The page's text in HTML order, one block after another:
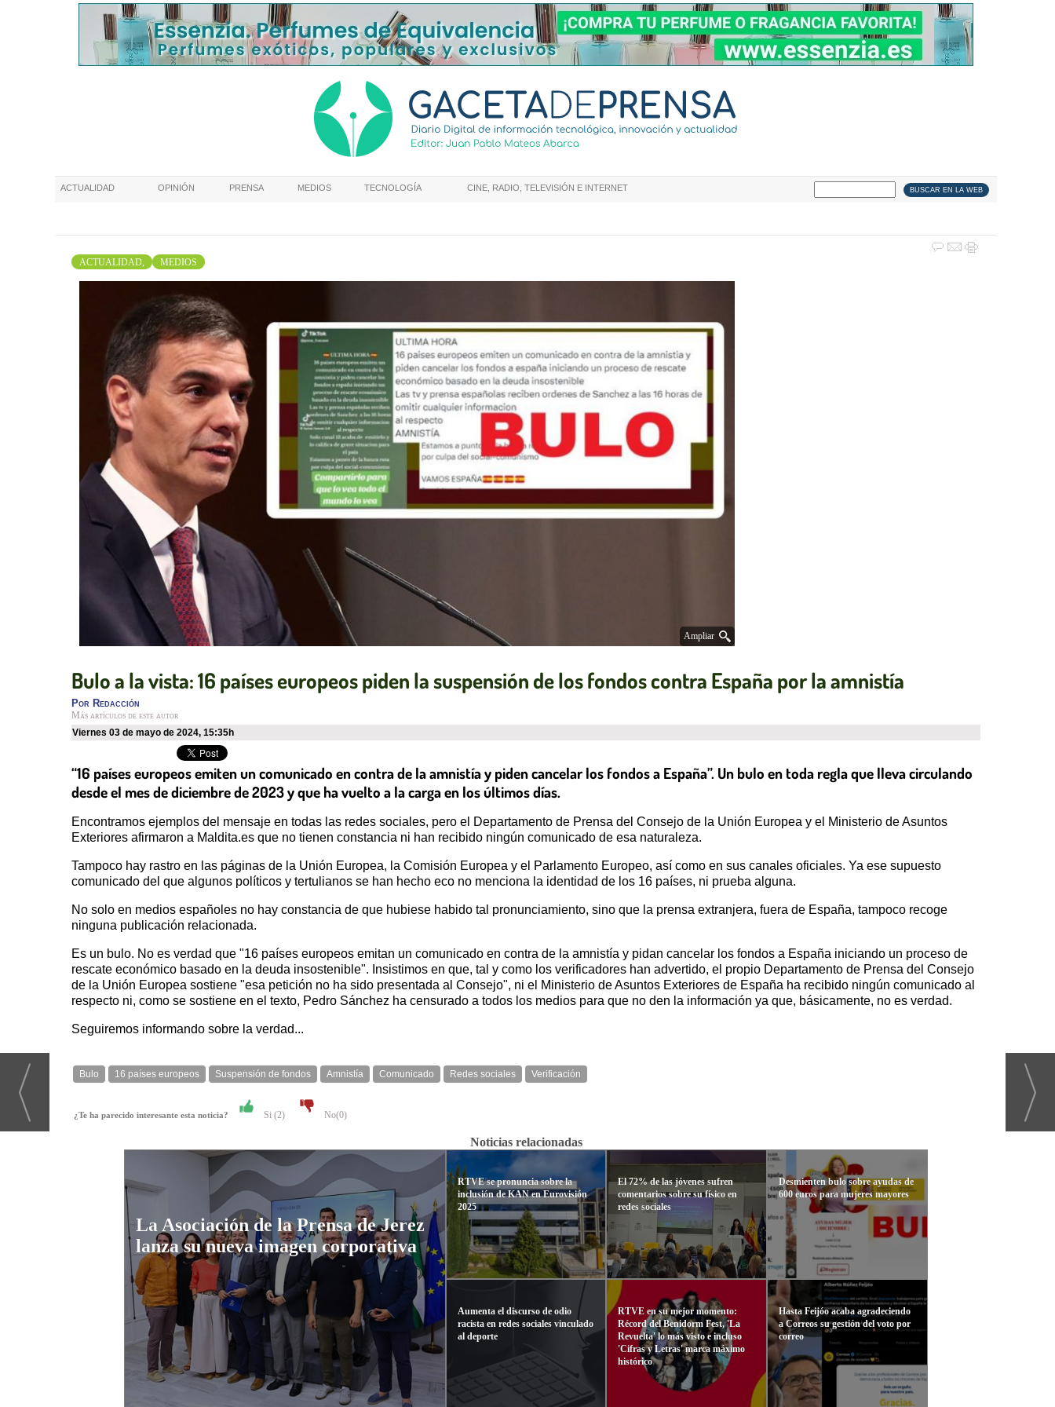
ACTUALIDAD OPINIÓN PRENSA MEDIOS TECNOLOGÍA CINE, RADIO, TELEVISIÓN E INTERNET
ACTUALIDAD, MEDIOS
Ampliar
Bulo a la vista: 16 países europeos piden la suspensión de los fondos contra España por la amnistía
Por Redacción
Más artículos de este autor
viernes 03 de mayo de 2024, 15:35h
“16 países europeos emiten un comunicado en contra de la amnistía y piden cancelar los fondos a España”. Un bulo en toda regla que lleva circulando
desde el mes de diciembre de 2023 y que ha vuelto a la carga en los últimos días.
Encontramos ejemplos del mensaje en todas las redes sociales, pero el Departamento de Prensa del Consejo de la Unión Europea y el Ministerio de Asuntos
Exteriores afirmaron a Maldita.es que no tienen constancia ni han recibido ningún comunicado de esa naturaleza.
Tampoco hay rastro en las páginas de la Unión Europea, la Comisión Europea y el Parlamento Europeo, así como en sus canales oficiales. Ya ese supuesto
comunicado del que algunos políticos y tertulianos se han hecho eco no menciona la identidad de los 16 países, ni prueba alguna.
No solo en medios españoles no hay constancia de que hubiese habido tal pronunciamiento, sino que la prensa extranjera, fuera de España, tampoco recoge
ninguna publicación relacionada.
Es un bulo. No es verdad que "16 países europeos emitan un comunicado en contra de la amnistía y pidan cancelar los fondos a España iniciando un proceso de
rescate económico basado en la deuda insostenible". Insistimos en que, tal y como los verificadores han advertido, el propio Departamento de Prensa del Consejo
de la Unión Europea sostiene "esa petición no ha sido presentada al Consejo", ni el Ministerio de Asuntos Exteriores de España ha recibido ningún comunicado al
respecto ni, como se sostiene en el texto, Pedro Sánchez ha censurado a todos los medios para que no den la información ya que, básicamente, no es verdad.
Seguiremos informando sobre la verdad...
Bulo 16 países europeos Suspensión de fondos Amnistía Comunicado Redes sociales Verificación
¿Te ha parecido interesante esta noticia? Si (2) No(0)
Noticias relacionadas
La Asociación de la Prensa de Jerez
lanza su nueva imagen corporativa
RTVE se pronuncia sobre la
inclusión de KAN en Eurovisión
2025
Aumenta el discurso de odio
racista en redes sociales vinculado
al deporte
El 72% de las jóvenes sufren
comentarios sobre su físico en
redes sociales
RTVE en su mejor momento:
Récord del Benidorm Fest, 'La
Revuelta' lo más visto e incluso
'Cifras y Letras' marca máximo
histórico
Desmienten bulo sobre ayudas de
600 euros para mujeres mayores
Hasta Feijóo acaba agradeciendo
a Correos su gestión del voto por
correo